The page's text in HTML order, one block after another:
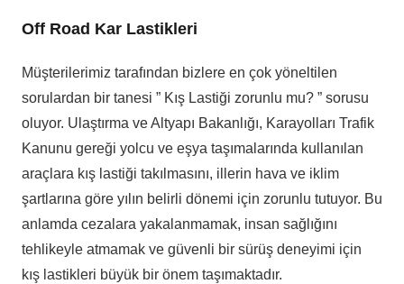
Off Road Kar Lastikleri
Müşterilerimiz tarafından bizlere en çok yöneltilen
sorulardan bir tanesi ” Kış Lastiği zorunlu mu? ” sorusu
oluyor. Ulaştırma ve Altyapı Bakanlığı, Karayolları Trafik
Kanunu gereği yolcu ve eşya taşımalarında kullanılan
araçlara kış lastiği takılmasını, illerin hava ve iklim
şartlarına göre yılın belirli dönemi için zorunlu tutuyor. Bu
anlamda cezalara yakalanmamak, insan sağlığını
tehlikeyle atmamak ve güvenli bir sürüş deneyimi için
kış lastikleri büyük bir önem taşımaktadır.